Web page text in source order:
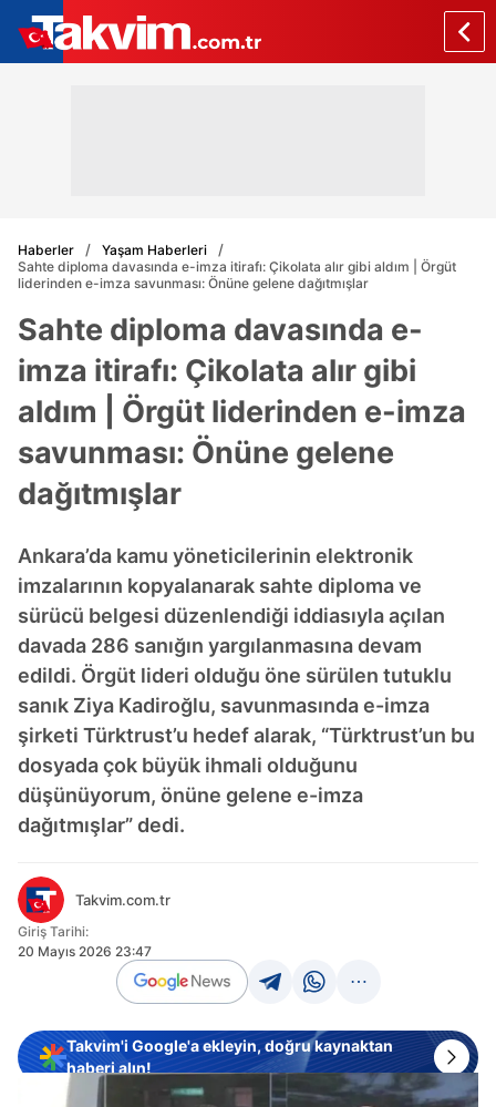
Haberler
Yaşam Haberleri
Sahte diploma davasında e-imza itirafı: Çikolata alır gibi aldım | Örgüt
liderinden e-imza savunması: Önüne gelene dağıtmışlar
Sahte diploma davasında e-
imza itirafı: Çikolata alır gibi
aldım | Örgüt liderinden e-imza
savunması: Önüne gelene
dağıtmışlar
Ankara’da kamu yöneticilerinin elektronik
imzalarının kopyalanarak sahte diploma ve
sürücü belgesi düzenlendiği iddiasıyla açılan
davada 286 sanığın yargılanmasına devam
edildi. Örgüt lideri olduğu öne sürülen tutuklu
sanık Ziya Kadiroğlu, savunmasında e-imza
şirketi Türktrust’u hedef alarak, “Türktrust’un bu
dosyada çok büyük ihmali olduğunu
düşünüyorum, önüne gelene e-imza
dağıtmışlar” dedi.
Takvim.com.tr
Giriş Tarihi:
20 Mayıs 2026 23:47
Takvim'i Google'a ekleyin, doğru kaynaktan
haberi alın!